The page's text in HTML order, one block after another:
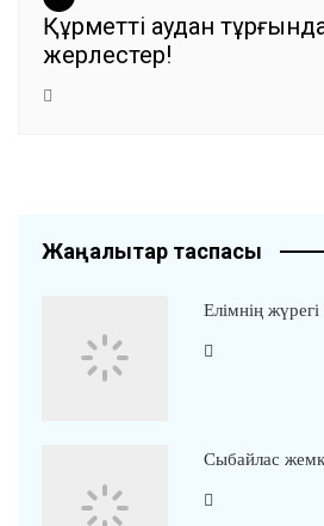
Құрметті аудан
жерлестер!
Жаңалықтар таспасы
Елімнің
Сыбайлас